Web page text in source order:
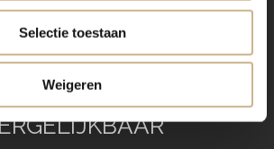
Selectie toestaan
Weigeren